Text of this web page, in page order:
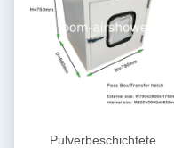
Pulverbeschichtete